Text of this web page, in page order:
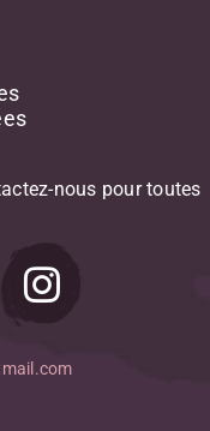
nous pour toutes